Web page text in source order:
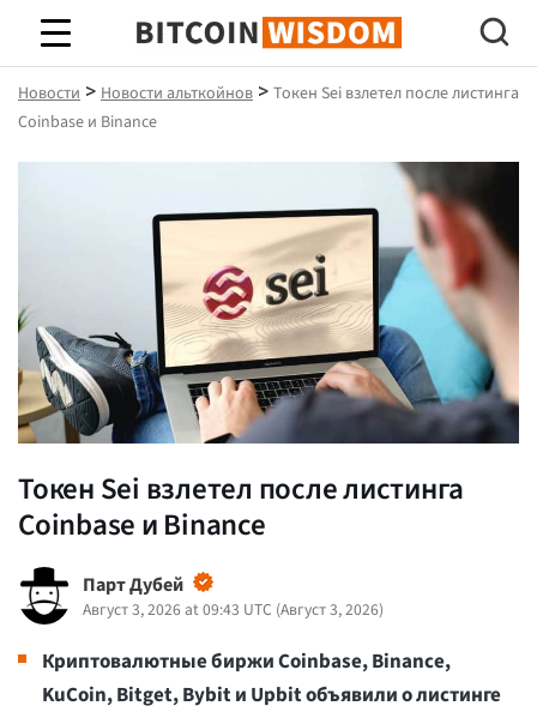
Биткойн Мудрость
Новости > Новости альткойнов > Токен Sei взлетел после листинга
Coinbase и Binance
Токен Sei взлетел после листинга
Coinbase и Binance
Парт Дубей
Август 3, 2026 at 09:43 UTC (Август 3, 2026)
Криптовалютные биржи Coinbase, Binance,
KuCoin, Bitget, Bybit и Upbit объявили о листинге